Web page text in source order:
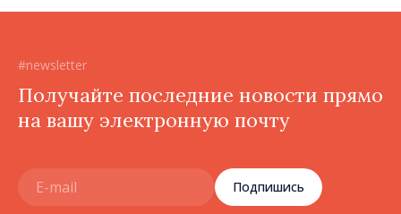
#newsletter
Получайте последние новости прямо
на вашу электронную почту
Подпишись